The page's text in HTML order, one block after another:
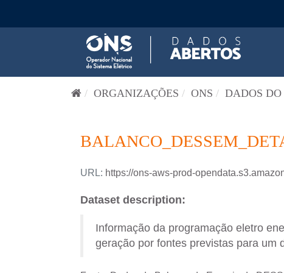
ORGANIZAÇÕES ONS DADOS
URL: https://ons-aws-prod-
Dataset description:
Informação da programação eletro
geração por fontes previstas para um